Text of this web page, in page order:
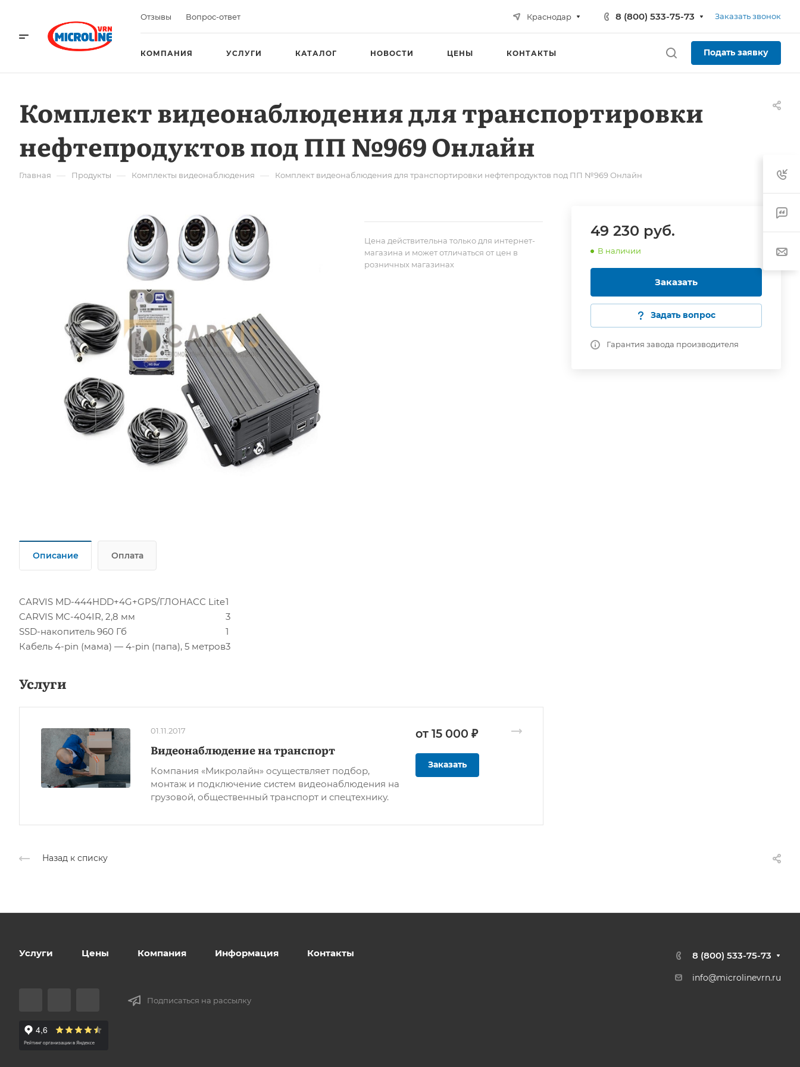
Отзывы Вопрос-ответ Краснодар 8 (800) 533-75-73 Заказать звонок
КОМПАНИЯ УСЛУГИ КАТАЛОГ НОВОСТИ ЦЕНЫ КОНТАКТЫ Подать заявку
Комплект видеонаблюдения для транспортировки
нефтепродуктов под ПП №969 Онлайн
Главная — Продукты — Комплекты видеонаблюдения — Комплект видеонаблюдения для транспортировки нефтепродуктов под ПП №969 Онлайн
49 230 руб.
В наличии
Заказать
Задать вопрос
Гарантия завода производителя
Цена действительна только для интернет-
магазина и может отличаться от цен в
розничных магазинах
Описание Оплата
CARVIS MD-444HDD+4G+GPS/ГЛОНАСС Lite1
CARVIS MC-404IR, 2,8 мм
3
SSD-накопитель 960 Гб
1
Кабель 4-pin (мама) — 4-pin (папа), 5 метров3
Услуги
01.11.2017
Видеонаблюдение на транспорт
Компания «Микролайн» осуществляет подбор,
монтаж и подключение систем видеонаблюдения на
грузовой, общественный транспорт и спецтехнику.
от 15 000 ₽
Заказать
Назад к списку
Услуги Цены Компания Информация Контакты
Подписаться на рассылку
8 (800) 533-75-73
info@microlinevrn.ru